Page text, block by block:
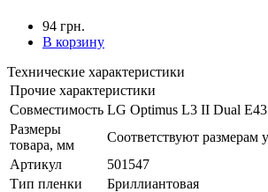
94 грн.
В корзину
Технические характеристики
Прочие характеристики
Совместимость LG Optimus L3 II Dual
Размеры
товара, мм
Соответствуют размерам
Артикул
501547
Тип пленки
Бриллиантовая